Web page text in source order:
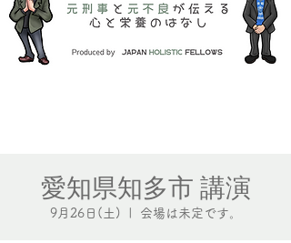
愛知県知多市 講演
9月26日(土) 会場は未定です。